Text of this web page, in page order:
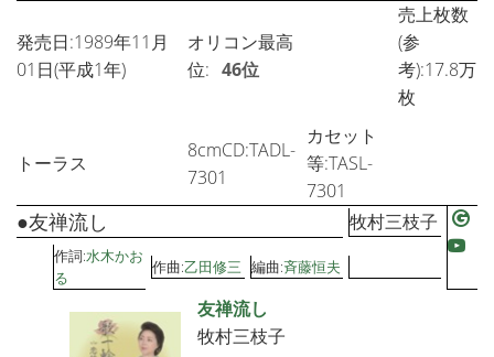
発売日:1989年11月
01日(平成1年)
オリコン最高
位: 46位
売上枚数
(参
考):17.8万
枚
トーラス
8cmCD:TADL-
7301
カセット
等:TASL-
7301
●友禅流し 牧村三枝子
作詞:水木かお
る
作曲:乙田修三 編曲:斉藤恒夫
友禅流し
牧村三枝子